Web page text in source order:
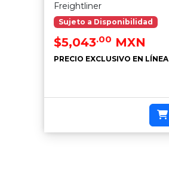
Freightliner
Sujeto a Disponibilidad
$5,043.00 MXN
PRECIO EXCLUSIVO EN LÍNEA